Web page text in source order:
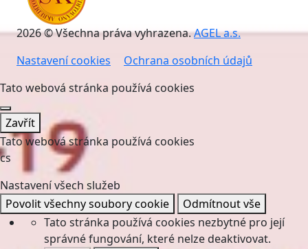
2026 © Všechna práva vyhrazena.AGEL a.s.
Nastavení cookies
Ochrana osobních údajů
Tato webová stránka používá cookies
Zavřít
Tato webová stránka používá cookies
cs
Nastavení všech služeb
Povolit všechny soubory cookie
Odmítnout vše
Tato stránka používá cookies nezbytné pro její
správné fungování, které nelze deaktivovat.